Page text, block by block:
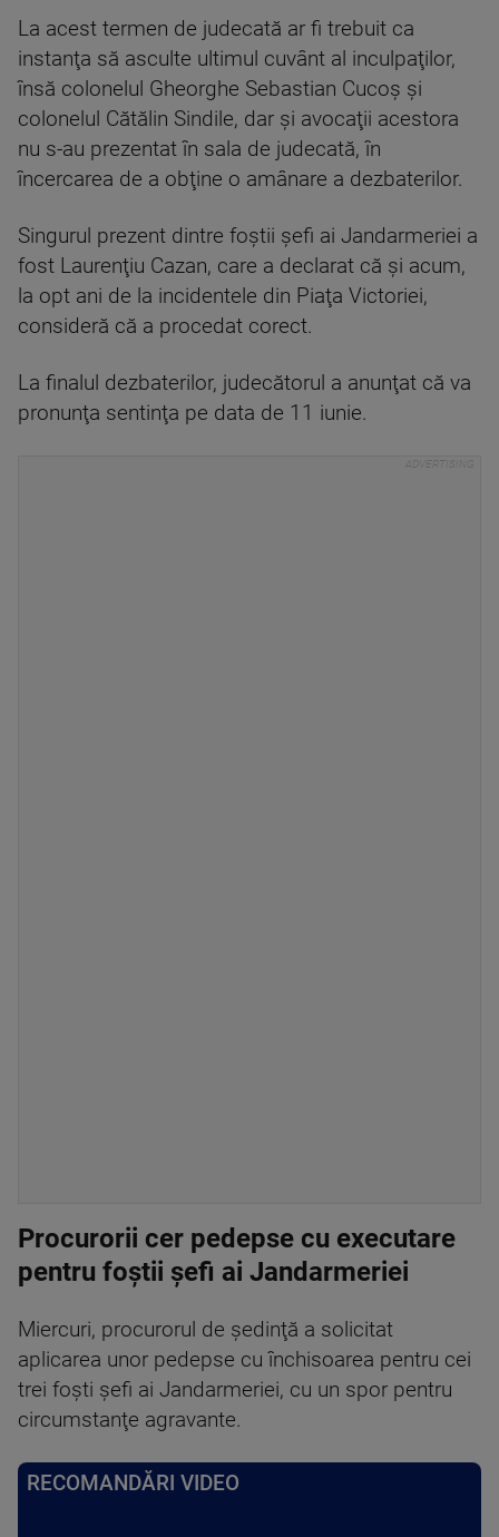
La acest termen de judecată ar fi trebuit ca
instanţa să asculte ultimul cuvânt al inculpaţilor,
însă colonelul Gheorghe Sebastian Cucoş şi
colonelul Cătălin Sindile, dar şi avocaţii acestora
nu s-au prezentat în sala de judecată, în
încercarea de a obţine o amânare a dezbaterilor.
Singurul prezent dintre foştii şefi ai Jandarmeriei a
fost Laurenţiu Cazan, care a declarat că şi acum,
la opt ani de la incidentele din Piaţa Victoriei,
consideră că a procedat corect.
La finalul dezbaterilor, judecătorul a anunţat că va
pronunţa sentinţa pe data de 11 iunie.
Procurorii cer pedepse cu executare
pentru foștii șefi ai Jandarmeriei
Miercuri, procurorul de şedinţă a solicitat
aplicarea unor pedepse cu închisoarea pentru cei
trei foşti şefi ai Jandarmeriei, cu un spor pentru
circumstanţe agravante.
RECOMANDĂRI VIDEO